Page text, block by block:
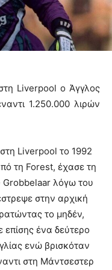
Liverpool o Άγγλος
1.250.000 λιρών
Liverpool το 1992
τη Forest, έχασε τη
Grobbelaar λόγω του
στην αρχική
το μηδέν,
ένα δεύτερο
ενώ βρισκόταν
στη Μάντσεστερ